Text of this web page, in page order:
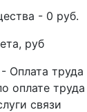
- 0 руб.
руб
Оплата труда
оплате труда
связи